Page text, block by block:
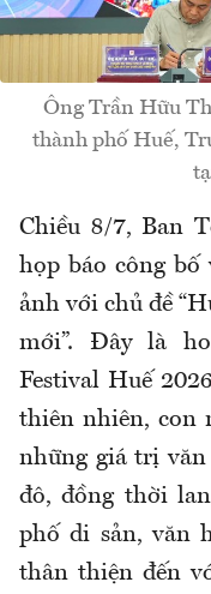
Ông Trần Hữu
thành phố Huế,
Chiều 8/7, Ban
họp báo công
ảnh với chủ đề
mới”. Đây là
Festival Huế
thiên nhiên, con
những giá trị văn
đô, đồng thời
phố di sản, văn
thân thiện đến